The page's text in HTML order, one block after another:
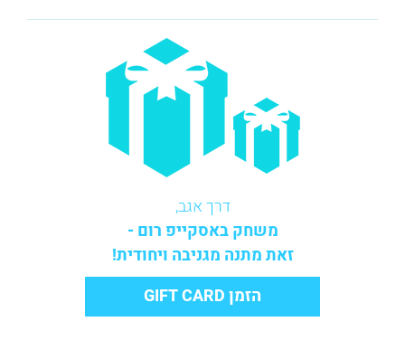
דרך אגב,
משחק באסקייפ רום -
זאת מתנה מגניבה ויחודית!
הזמן GIFT CARD